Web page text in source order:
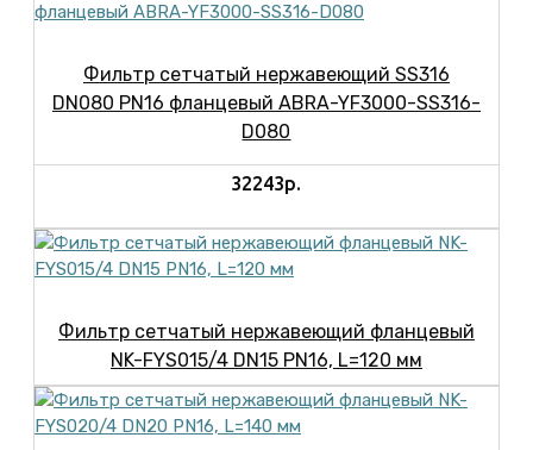
Фильтр сетчатый нержавеющий SS316
DN080 PN16 фланцевый ABRA-YF3000-SS316-
D080
32243р.
Фильтр сетчатый нержавеющий фланцевый
NK-FYS015/4 DN15 PN16, L=120 мм